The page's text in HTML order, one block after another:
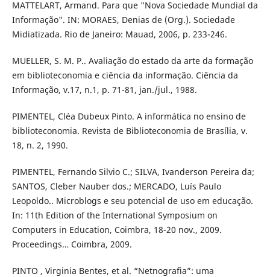
MATTELART, Armand. Para que "Nova Sociedade Mundial da
Informação". IN: MORAES, Denias de (Org.). Sociedade
Midiatizada. Rio de Janeiro: Mauad, 2006, p. 233-246.
MUELLER, S. M. P.. Avaliação do estado da arte da formação
em biblioteconomia e ciência da informação. Ciência da
Informação, v.17, n.1, p. 71-81, jan./jul., 1988.
PIMENTEL, Cléa Dubeux Pinto. A informática no ensino de
biblioteconomia. Revista de Biblioteconomia de Brasília, v.
18, n. 2, 1990.
PIMENTEL, Fernando Silvio C.; SILVA, Ivanderson Pereira da;
SANTOS, Cleber Nauber dos.; MERCADO, Luís Paulo
Leopoldo.. Microblogs e seu potencial de uso em educação.
In: 11th Edition of the International Symposium on
Computers in Education, Coimbra, 18-20 nov., 2009.
Proceedings… Coimbra, 2009.
PINTO , Virginia Bentes, et al. “Netnografia”: uma